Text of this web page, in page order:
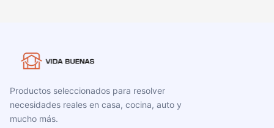
Productos seleccionados para resolver
necesidades reales en casa, cocina, auto y
mucho más.